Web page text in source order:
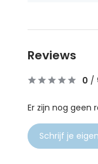
Reviews
0 /
Er zijn nog geen
Schrijf je